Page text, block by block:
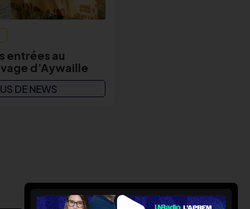
entrées au
d’Aywaille
DE NEWS